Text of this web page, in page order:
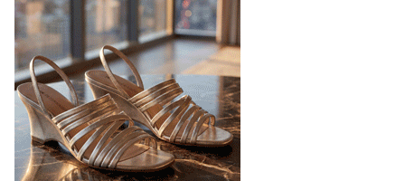
производителя (РУП «Белорусский протезно-
ортопедический восстановительный…
04.08.2026 475